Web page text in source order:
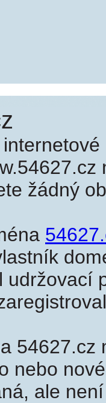
žádný
udržovací
54627.cz
nebo
ale